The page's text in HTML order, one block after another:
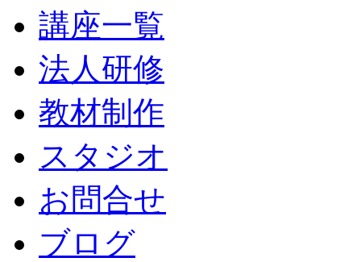
講座一覧
法人研修
教材制作
スタジオ
お問合せ
ブログ